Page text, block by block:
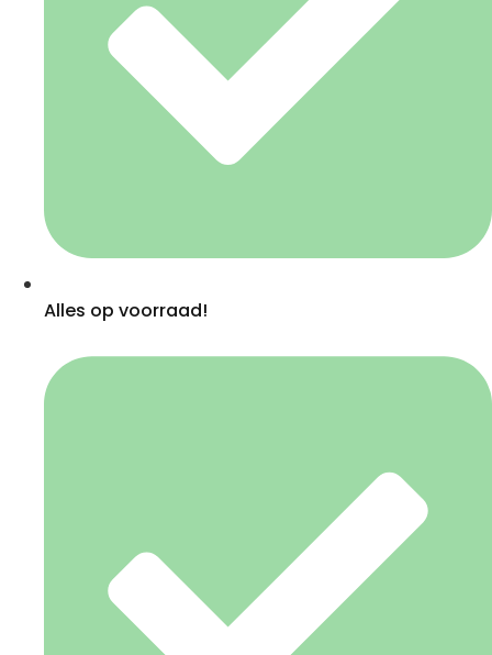
Alles op voorraad!